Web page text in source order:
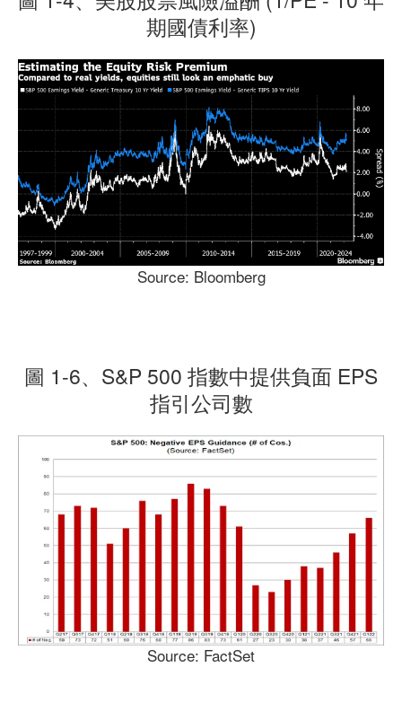
期國債利率)
Source: Bloomberg
圖 1-6、S&P 500 指數中提供負面 EPS
指引公司數
Source: FactSet